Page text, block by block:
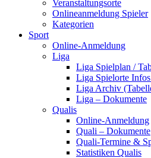
Veranstaltungsorte
Onlineanmeldung Spieler
Kategorien
Sport
Online-Anmeldung
Liga
Liga Spielplan /
Liga Spielorte
Liga Archiv
Liga – Dokumente
Qualis
Online-Anmeldung
Quali – Dokumente
Quali-Termine &
Statistiken Qualis